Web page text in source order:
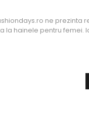
ne prezinta
la hainele pentru femei.